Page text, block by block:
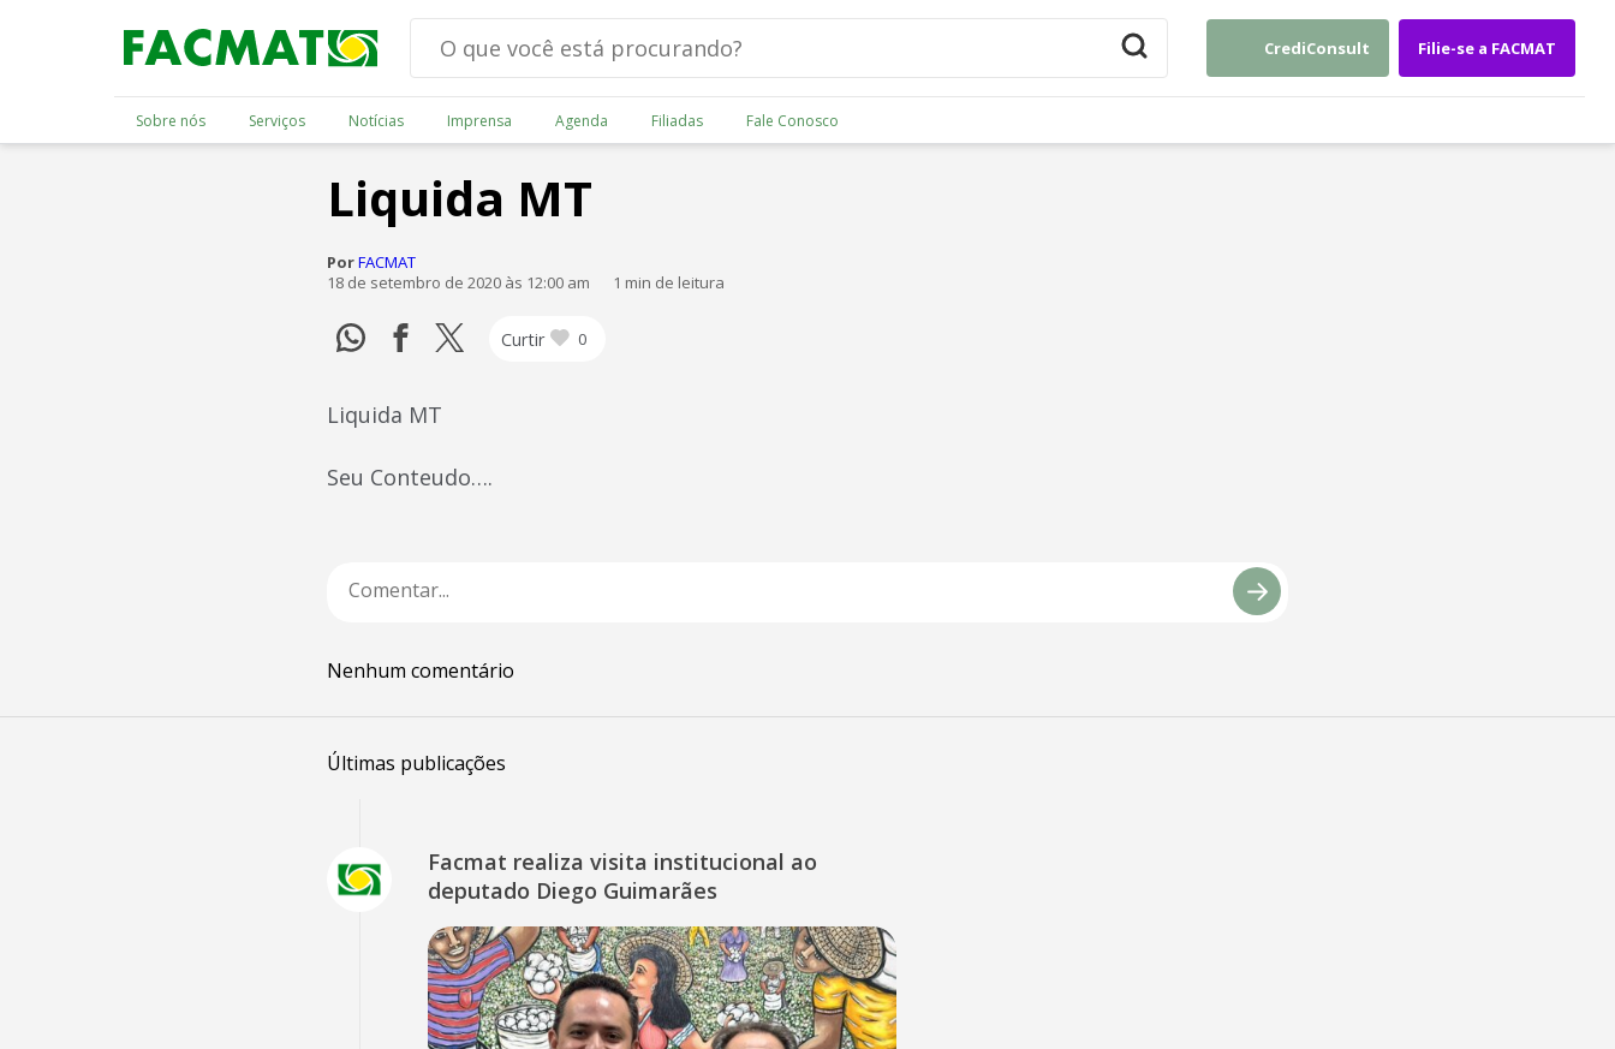
CrediConsult Filie-se a FACMAT
Sobre nós Serviços Notícias Imprensa Agenda Filiadas Fale Conosco
Liquida MT
PorFACMAT
18 de setembro de 2020 às 12:00 am
1 min de leitura
Curtir 0
Liquida MT
Seu Conteudo….
Nenhum comentário
Últimas publicações
Facmat realiza visita institucional ao
deputado Diego Guimarães